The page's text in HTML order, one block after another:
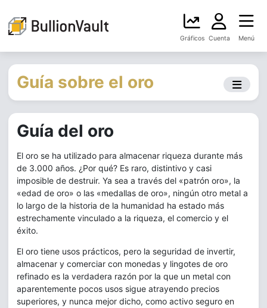
Gráficos Cuenta Menú
Guía sobre el oro
Guía del oro
El oro se ha utilizado para almacenar riqueza durante más
de 3.000 años. ¿Por qué? Es raro, distintivo y casi
imposible de destruir. Ya sea a través del «patrón oro», la
«edad de oro» o las «medallas de oro», ningún otro metal a
lo largo de la historia de la humanidad ha estado más
estrechamente vinculado a la riqueza, el comercio y el
éxito.
El oro tiene usos prácticos, pero la seguridad de invertir,
almacenar y comerciar con monedas y lingotes de oro
refinado es la verdadera razón por la que un metal con
aparentemente pocos usos sigue atrayendo precios
superiores, y nunca mejor dicho, como activo seguro en